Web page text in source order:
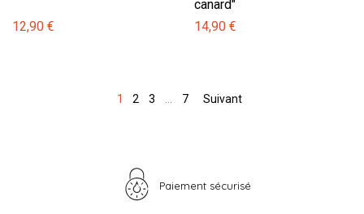
12,90 €
canard"
14,90 €
1 2 3 7 Suivant
Paiement sécurisé